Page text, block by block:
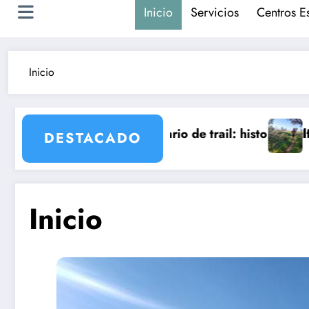
Inicio Servicios Centros
Inicio
DESTACADO
escenario de trail: historia, cultura y kilómetros
IDC Pocket: el
Inicio